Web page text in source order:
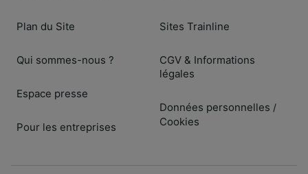
Plan du Site
Qui sommes-nous ?
Espace presse
Pour les entreprises
Sites Trainline
CGV & Informations
légales
Données personnelles /
Cookies